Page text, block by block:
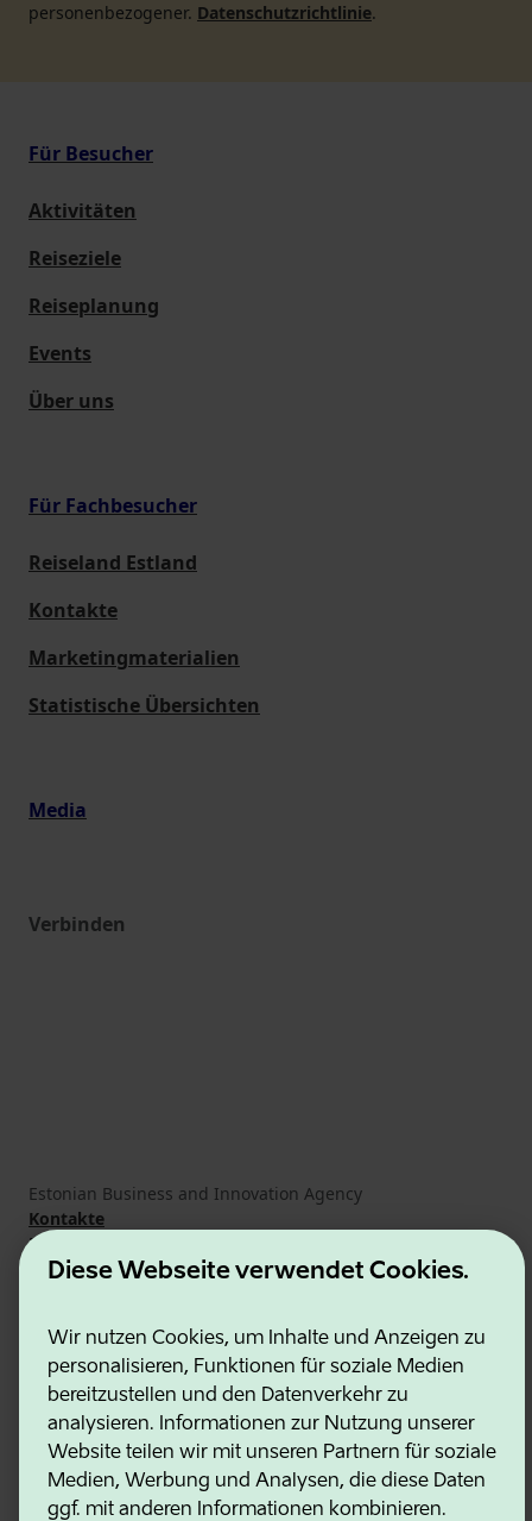
Diese Webseite verwendet Cookies.
Wir nutzen Cookies, um Inhalte und Anzeigen zu
personalisieren, Funktionen für soziale Medien
bereitzustellen und den Datenverkehr zu
analysieren. Informationen zur Nutzung unserer
Website teilen wir mit unseren Partnern für soziale
Medien, Werbung und Analysen, die diese Daten
ggf. mit anderen Informationen kombinieren.
personenbezogener. Datenschutzrichtlinie.
Für Besucher
Aktivitäten
Reiseziele
Reiseplanung
Events
Über uns
Für Fachbesucher
Reiseland Estland
Kontakte
Marketingmaterialien
Statistische Übersichten
Media
Verbinden
Estonian Business and Innovation Agency
Kontakte
Kooperationspartner
Nutzungsbedingungen